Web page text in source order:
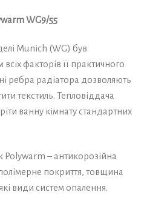
WG9/55
Munich (WG) був
факторів її практичного
ребра радіатора дозволяють
текстиль. Тепловіддача
ванну кімнату стандартних
– антикорозійна
покриття, товщина
види систем опалення.